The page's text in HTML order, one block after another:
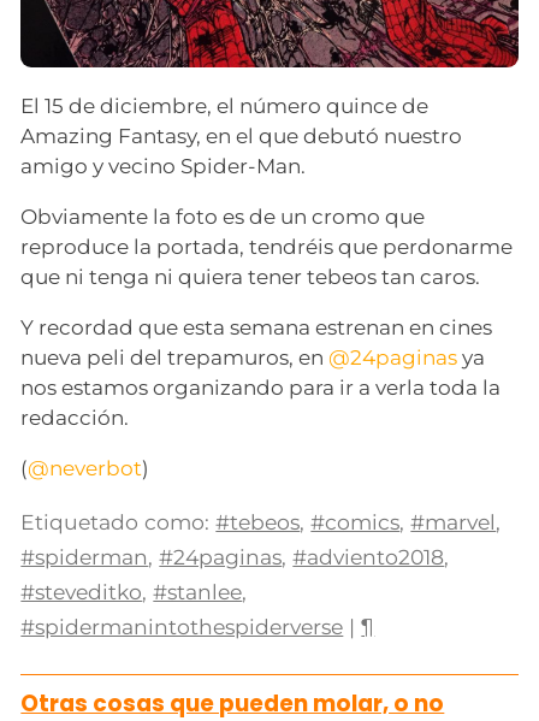
El 15 de diciembre, el número quince de
Amazing Fantasy, en el que debutó nuestro
amigo y vecino Spider-Man.
Obviamente la foto es de un cromo que
reproduce la portada, tendréis que perdonarme
que ni tenga ni quiera tener tebeos tan caros.
Y recordad que esta semana estrenan en cines
nueva peli del trepamuros, en @24paginas ya
nos estamos organizando para ir a verla toda la
redacción.
(@neverbot)
Etiquetado como: #tebeos,#comics,#marvel,
#spiderman,#24paginas,#adviento2018,
#steveditko,#stanlee,
#spidermanintothespiderverse |¶
Otras cosas que pueden molar, o no